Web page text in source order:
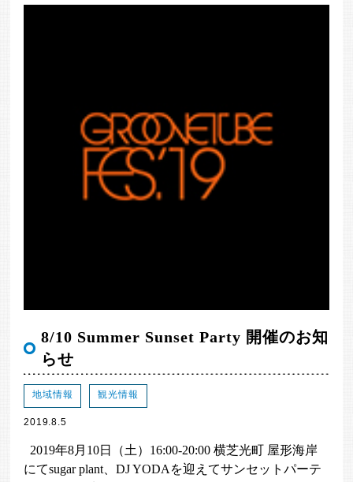
8/10 Summer Sunset Party 開催のお知
らせ
地域情報 観光情報
2019.8.5
2019年8月10日（土）16:00-20:00 横芝光町 屋形海岸
にてsugar plant、DJ YODAを迎えてサンセットパーテ